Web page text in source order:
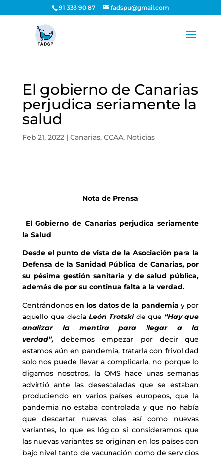
91 333 90 87 fadspu@gmail.com
El gobierno de Canarias
perjudica seriamente la
salud
Feb 21, 2022| Canarias, CCAA, Noticias
Nota de Prensa
El Gobierno de Canarias perjudica seriamente
la Salud
Desde el punto de vista de la Asociación para la
Defensa de la Sanidad Pública de Canarias, por
su pésima gestión sanitaria y de salud pública,
además de por su continua falta a la verdad.
Centrándonosen los datos de la pandemia y por
aquello que decía León Trotskide que “Hay que
analizar la mentira para llegar a la
verdad”,debemos empezar por decir que
estamos aún en pandemia, tratarla con frivolidad
solo nos puede llevar a complicarla, no porque lo
digamos nosotros, la OMS hace unas semanas
advirtió ante las desescaladas que se estaban
produciendo en varios países europeos, que la
pandemia no estaba controlada y que no había
que descartar nuevas olas así como nuevas
variantes, lo que es lógico si consideramos que
las nuevas variantes se originan en los países con
bajo nivel tanto de vacunación como de servicios